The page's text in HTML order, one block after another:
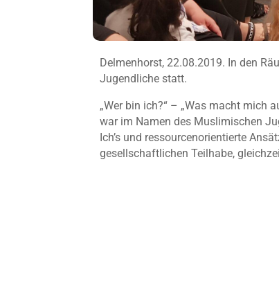
Delmenhorst, 22.08.2019. In den
Jugendliche statt.
„Wer bin ich?“ – „Was macht mich
war im Namen des Muslimischen
Ich’s und ressourcenorientierte
gesellschaftlichen Teilhabe,